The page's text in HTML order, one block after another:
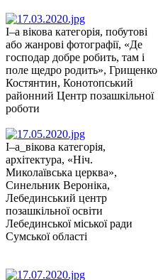
І–а вікова категорія, побутові
або жанрові фотографії, «Де
господар добре робить, там і
поле щедро родить», Грищенко
Костянтин, Конотопський
районний Центр позашкільної
роботи
І–а_вікова категорія,
архітектура, «Ніч.
Миколаївська церква»,
Синельник Вероніка,
Лебединський центр
позашкільної освіти
Лебединської міської ради
Сумської області